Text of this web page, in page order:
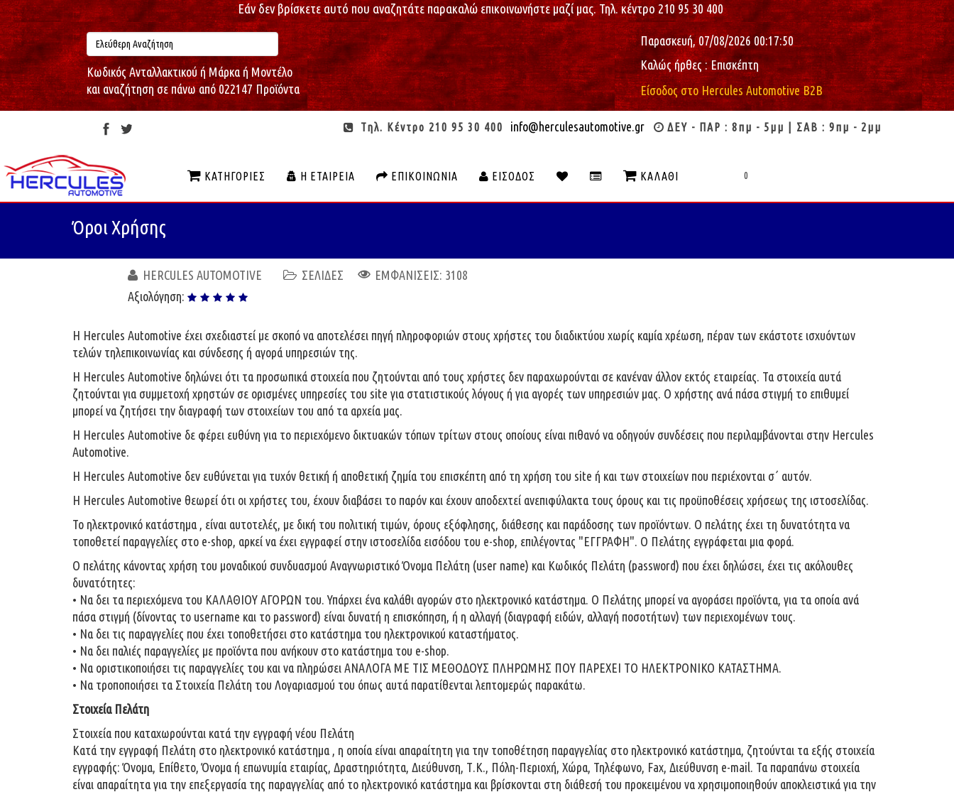
Εάν δεν βρίσκετε αυτό που αναζητάτε παρακαλώ επικοινωνήστε μαζί μας. Τηλ. κέντρο 210 95 30 400
Κωδικός Ανταλλακτικού ή Μάρκα ή Μοντέλο
και αναζήτηση σε πάνω από 022147 Προϊόντα
Παρασκευή, 07/08/2026 00:17:51
Καλώς ήρθες : Επισκέπτη
Είσοδος στο Hercules Automotive B2B
Τηλ. Κέντρο 210 95 30 400 info@herculesautomotive.gr ΔΕΥ - ΠΑΡ : 8πμ - 5μμ | ΣΑΒ : 9πμ - 2μμ
ΚΑΤΗΓΟΡΊΕΣ Η ΕΤΑΙΡΕΊΑ ΕΠΙΚΟΙΝΩΝΊΑ ΕΊΣΟΔΟΣ ΚΑΛΆΘΙ 0
Όροι Χρήσης
HERCULES AUTOMOTIVE ΣΕΛΊΔΕΣ
ΕΜΦΑΝΊΣΕΙΣ: 3108
Αξιολόγηση:
Η Hercules Automotive έχει σχεδιαστεί με σκοπό να αποτελέσει πηγή πληροφοριών στους χρήστες του διαδικτύου χωρίς καμία χρέωση, πέραν των εκάστοτε ισχυόντων
τελών τηλεπικοινωνίας και σύνδεσης ή αγορά υπηρεσιών της.
Η Hercules Automotive δηλώνει ότι τα προσωπικά στοιχεία που ζητούνται από τους χρήστες δεν παραχωρούνται σε κανέναν άλλον εκτός εταιρείας. Τα στοιχεία αυτά
ζητούνται για συμμετοχή χρηστών σε ορισμένες υπηρεσίες του site για στατιστικούς λόγους ή για αγορές των υπηρεσιών μας. Ο χρήστης ανά πάσα στιγμή το επιθυμεί
μπορεί να ζητήσει την διαγραφή των στοιχείων του από τα αρχεία μας.
Η Hercules Automotive δε φέρει ευθύνη για το περιεχόμενο δικτυακών τόπων τρίτων στους οποίους είναι πιθανό να οδηγούν συνδέσεις που περιλαμβάνονται στην Hercules
Automotive.
Η Hercules Automotive δεν ευθύνεται για τυχόν θετική ή αποθετική ζημία του επισκέπτη από τη χρήση του site ή και των στοιχείων που περιέχονται σ΄ αυτόν.
Η Hercules Automotive θεωρεί ότι οι χρήστες του, έχουν διαβάσει το παρόν και έχουν αποδεχτεί ανεπιφύλακτα τους όρους και τις προϋποθέσεις χρήσεως της ιστοσελίδας.
Το ηλεκτρονικό κατάστημα , είναι αυτοτελές, με δική του πολιτική τιμών, όρους εξόφλησης, διάθεσης και παράδοσης των προϊόντων. Ο πελάτης έχει τη δυνατότητα να
τοποθετεί παραγγελίες στο e-shop, αρκεί να έχει εγγραφεί στην ιστοσελίδα εισόδου του e-shop, επιλέγοντας "ΕΓΓΡΑΦΗ". Ο Πελάτης εγγράφεται μια φορά.
Ο πελάτης κάνοντας χρήση του μοναδικού συνδυασμού Αναγνωριστικό Όνομα Πελάτη (user name) και Κωδικός Πελάτη (password) που έχει δηλώσει, έχει τις ακόλουθες
δυνατότητες:
• Να δει τα περιεχόμενα του ΚΑΛΑΘΙΟΥ ΑΓΟΡΩΝ του. Υπάρχει ένα καλάθι αγορών στο ηλεκτρονικό κατάστημα. Ο Πελάτης μπορεί να αγοράσει προϊόντα, για τα οποία ανά
πάσα στιγμή (δίνοντας το username και το password) είναι δυνατή η επισκόπηση, ή η αλλαγή (διαγραφή ειδών, αλλαγή ποσοτήτων) των περιεχομένων τους.
• Να δει τις παραγγελίες που έχει τοποθετήσει στο κατάστημα του ηλεκτρονικού καταστήματος.
• Να δει παλιές παραγγελίες με προϊόντα που ανήκουν στο κατάστημα του e-shop.
• Να οριστικοποιήσει τις παραγγελίες του και να πληρώσει ΑΝΑΛΟΓΑ ΜΕ ΤΙΣ ΜΕΘΟΔΟΥΣ ΠΛΗΡΩΜΗΣ ΠΟΥ ΠΑΡΕΧΕΙ ΤΟ ΗΛΕΚΤΡΟΝΙΚΟ ΚΑΤΑΣΤΗΜΑ.
• Να τροποποιήσει τα Στοιχεία Πελάτη του Λογαριασμού του όπως αυτά παρατίθενται λεπτομερώς παρακάτω.
Στοιχεία Πελάτη
Στοιχεία που καταχωρούνται κατά την εγγραφή νέου Πελάτη
Κατά την εγγραφή Πελάτη στο ηλεκτρονικό κατάστημα , η οποία είναι απαραίτητη για την τοποθέτηση παραγγελίας στο ηλεκτρονικό κατάστημα, ζητούνται τα εξής στοιχεία
εγγραφής: Όνομα, Επίθετο, Όνομα ή επωνυμία εταιρίας, Δραστηριότητα, Διεύθυνση, Τ.Κ., Πόλη-Περιοχή, Χώρα, Τηλέφωνο, Fax, Διεύθυνση e-mail. Τα παραπάνω στοιχεία
είναι απαραίτητα για την επεξεργασία της παραγγελίας από το ηλεκτρονικό κατάστημα και βρίσκονται στη διάθεσή του προκειμένου να χρησιμοποιηθούν αποκλειστικά για την